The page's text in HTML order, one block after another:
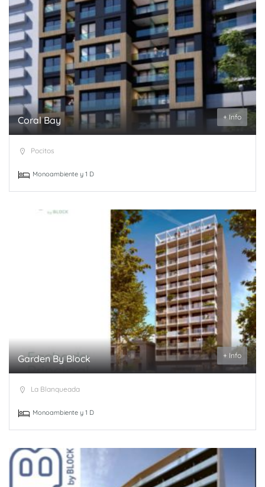
Coral Bay + Info
Pocitos
Monoambiente y 1 D
Garden By Block + Info
La Blanqueada
Monoambiente y 1 D